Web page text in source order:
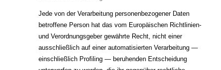
Jede von der Verarbeitung personenbezogener Daten
betroffene Person hat das vom Europäischen Richtlinien-
und Verordnungsgeber gewährte Recht, nicht einer
ausschließlich auf einer automatisierten Verarbeitung —
einschließlich Profiling — beruhenden Entscheidung